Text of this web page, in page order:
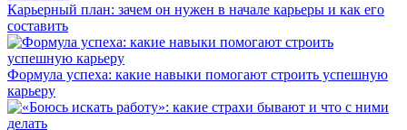
Карьерный план: зачем он нужен в начале карьеры и как его
составить
Формула успеха: какие навыки помогают строить успешную
карьеру